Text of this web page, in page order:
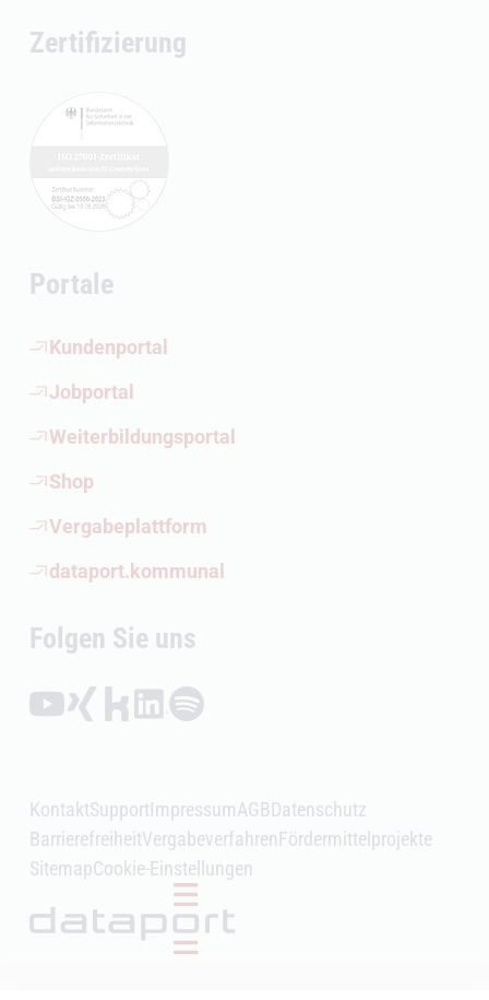
Zertifizierung
Portale
Kundenportal
(Öffnet externen Link)
Jobportal
(Öffnet externen Link)
Weiterbildungsportal
(Öffnet externen Link)
Shop
(Öffnet externen Link)
Vergabeplattform
(Öffnet externen Link)
dataport.kommunal
(Öffnet externen Link)
Folgen Sie uns
Folgen auf YouTube (Öffnet externen Link)
Folgen auf Xing (Öffnet externen Link)
Folgen auf Kununu (Öffnet externen Link)
Folgen auf LinkedIn (Öffnet externen Link)
Folgen auf Spotify (Öffnet externen Link)
KontaktSupportImpressumAGBDatenschutz
BarrierefreiheitVergabeverfahrenFördermittelprojekte
SitemapCookie-Einstellungen